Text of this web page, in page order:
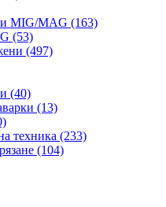
MIG/MAG (163)
(53)
(497)
(40)
(13)
техника (233)
(104)